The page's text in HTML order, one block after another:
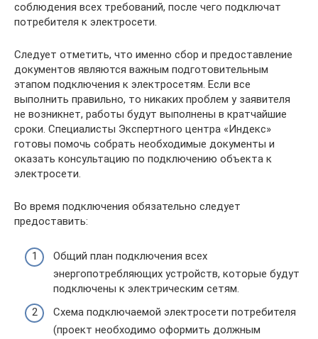
соблюдения всех требований, после чего подключат
потребителя к электросети.
Следует отметить, что именно сбор и предоставление
документов являются важным подготовительным
этапом подключения к электросетям. Если все
выполнить правильно, то никаких проблем у заявителя
не возникнет, работы будут выполнены в кратчайшие
сроки. Специалисты Экспертного центра «Индекс»
готовы помочь собрать необходимые документы и
оказать консультацию по подключению объекта к
электросети.
Во время подключения обязательно следует
предоставить:
Общий план подключения всех
энергопотребляющих устройств, которые будут
подключены к электрическим сетям.
Схема подключаемой электросети потребителя
(проект необходимо оформить должным